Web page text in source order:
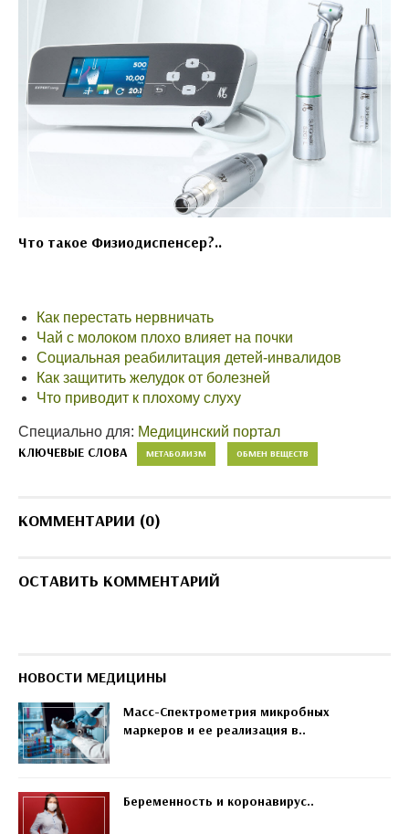
Что такое Физиодиспенсер?..
Как перестать нервничать
Чай с молоком плохо влияет на почки
Социальная реабилитация детей-инвалидов
Как защитить желудок от болезней
Что приводит к плохому слуху
Специально для: Медицинский портал
КЛЮЧЕВЫЕ СЛОВА МЕТАБОЛИЗМ ОБМЕН ВЕЩЕСТВ
КОММЕНТАРИИ (0)
ОСТАВИТЬ КОММЕНТАРИЙ
НОВОСТИ МЕДИЦИНЫ
Масс-Спектрометрия микробных
маркеров и ее реализация в..
Беременность и коронавирус..